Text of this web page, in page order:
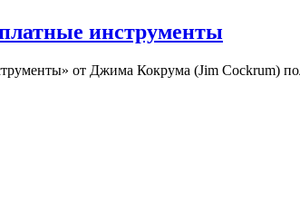
инструменты
от Джима Кокрума (Jim Cockrum)